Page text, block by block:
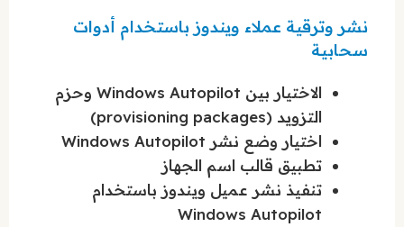
نشر وترقية عملاء ويندوز باستخدام أدوات
سحابية
الاختيار بين Windows Autopilot وحزم
التزويد (provisioning packages)
اختيار وضع نشر Windows Autopilot
تطبيق قالب اسم الجهاز
تنفيذ نشر عميل ويندوز باستخدام
Windows Autopilot